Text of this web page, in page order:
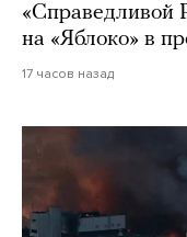
«Справедливой
на «Яблоко» в
17 часов назад